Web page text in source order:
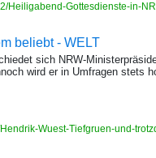
Heiligabend-Gottesdienste-in-
beliebt - WELT
sich NRW-
wird er in Umfragen stets
Wuest-Tiefgruen-und-